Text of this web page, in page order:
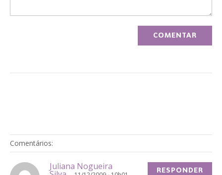
Comentários:
Juliana Nogueira RESPONDER